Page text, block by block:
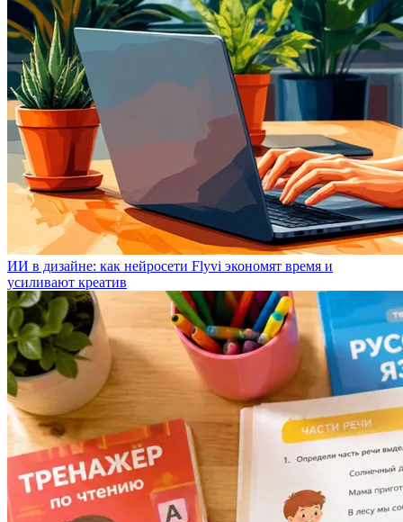
ИИ в дизайне: как нейросети Flyvi экономят время и
усиливают креатив